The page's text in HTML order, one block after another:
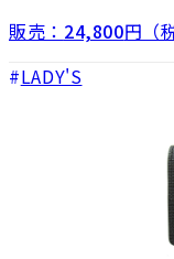
販売： 24,800円（
LADY'S